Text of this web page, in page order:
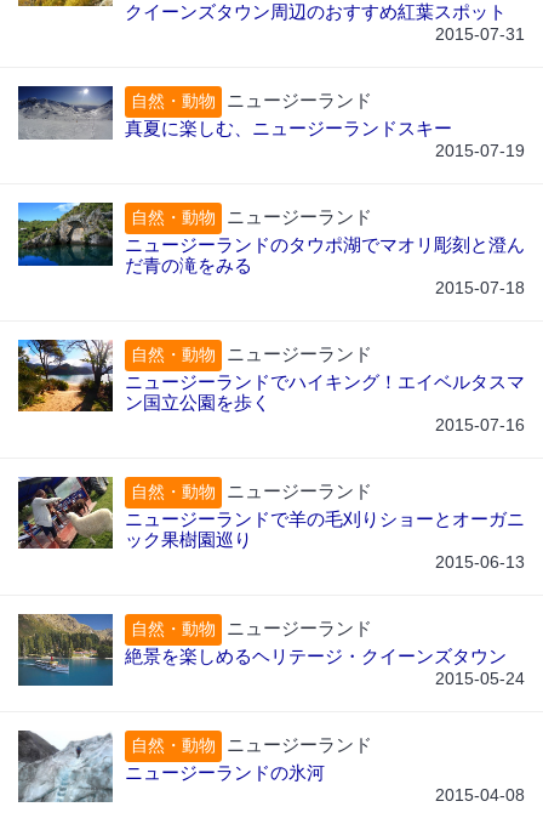
クイーンズタウン周辺のおすすめ紅葉スポット
2015-07-31
自然・動物
ニュージーランド
真夏に楽しむ、ニュージーランドスキー
2015-07-19
自然・動物
ニュージーランド
ニュージーランドのタウポ湖でマオリ彫刻と澄ん
だ青の滝をみる
2015-07-18
自然・動物
ニュージーランド
ニュージーランドでハイキング！エイベルタスマ
ン国立公園を歩く
2015-07-16
自然・動物
ニュージーランド
ニュージーランドで羊の毛刈りショーとオーガニ
ック果樹園巡り
2015-06-13
自然・動物
ニュージーランド
絶景を楽しめるヘリテージ・クイーンズタウン
2015-05-24
自然・動物
ニュージーランド
ニュージーランドの氷河
2015-04-08